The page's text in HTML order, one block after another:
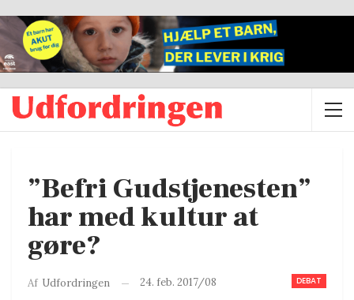
”Befri Gudstjenesten”
har med kultur at
gøre?
DEBAT
Af Udfordringen 24. feb. 2017/08